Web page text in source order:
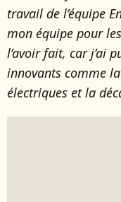
travail de l’équipe
mon équipe pour
l’avoir fait, car j’ai
innovants comme
électriques et la